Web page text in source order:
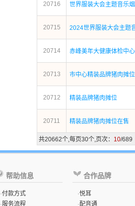
20716 世界服装大会主题音乐
20715 2024世界服装大会主题
20714 赤峰美年大健康体检中心
20713 市中心精装品牌猪肉摊位
20712 精装品牌猪肉摊位
20711 精装品牌猪肉摊位在售
共20662个,每页30个,页次： 10/689
帮助信息
·付款方式
·服务流程
合作品牌
·悦耳
·配音通